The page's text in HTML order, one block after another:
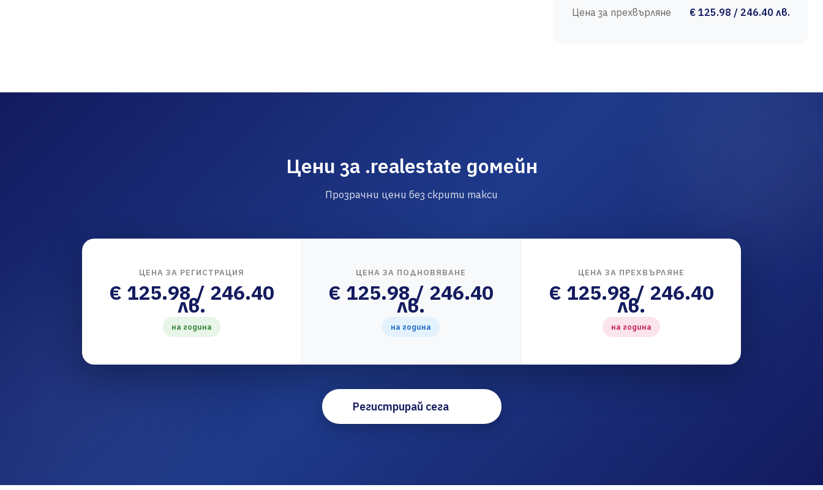
Цена за прехвърляне
€ 125.98 / 246.40 лв.
Цени за .realestate домейн
Прозрачни цени без скрити такси
ЦЕНА ЗА РЕГИСТРАЦИЯ
€ 125.98 / 246.40
лв.
на година
ЦЕНА ЗА ПОДНОВЯВАНЕ
€ 125.98 / 246.40
лв.
на година
ЦЕНА ЗА ПРЕХВЪРЛЯНЕ
€ 125.98 / 246.40
лв.
на година
Регистрирай сега